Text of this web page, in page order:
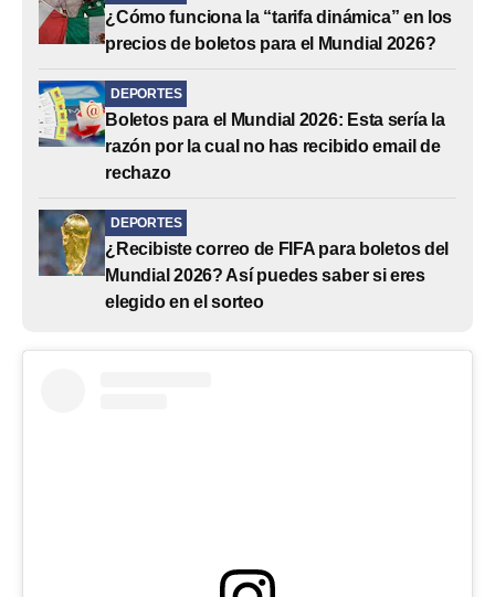
¿Cómo funciona la “tarifa dinámica” en los
precios de boletos para el Mundial 2026?
DEPORTES
Boletos para el Mundial 2026: Esta sería la
razón por la cual no has recibido email de
rechazo
DEPORTES
¿Recibiste correo de FIFA para boletos del
Mundial 2026? Así puedes saber si eres
elegido en el sorteo